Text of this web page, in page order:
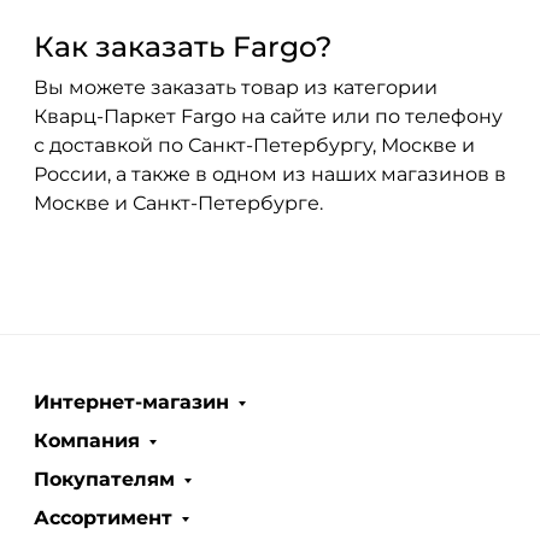
Как заказать Fargo?
Вы можете заказать товар из категории
Кварц-Паркет Fargo на сайте или по телефону
с доставкой по Санкт-Петербургу, Москве и
России, а также в одном из наших магазинов в
Москве и Санкт-Петербурге.
Интернет-магазин
Компания
Покупателям
Ассортимент